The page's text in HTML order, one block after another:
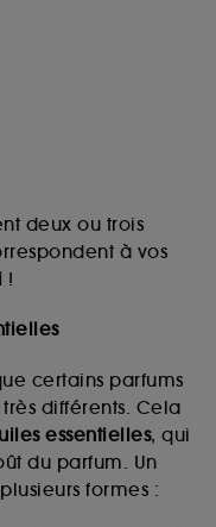
deux ou trois
à vos
!
certains parfums
différents. Cela
essentielles, qui
du parfum. Un
formes :